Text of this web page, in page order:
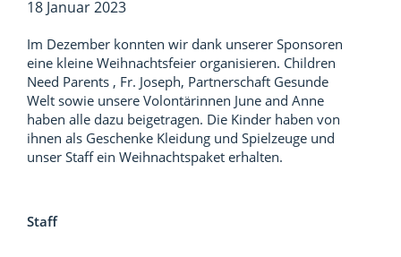
18 Januar 2023
Im Dezember konnten wir dank unserer Sponsoren
eine kleine Weihnachtsfeier organisieren. Children
Need Parents , Fr. Joseph, Partnerschaft Gesunde
Welt sowie unsere Volontärinnen June and Anne
haben alle dazu beigetragen. Die Kinder haben von
ihnen als Geschenke Kleidung und Spielzeuge und
unser Staff ein Weihnachtspaket erhalten.
Staff